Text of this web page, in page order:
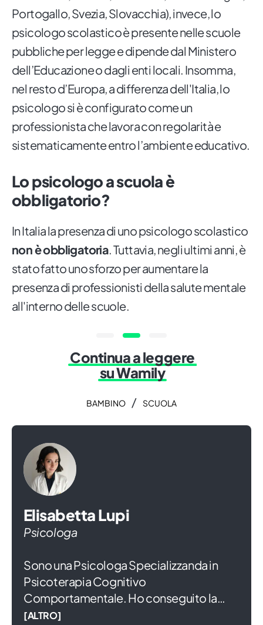
Portogallo, Svezia, Slovacchia), invece, lo
psicologo scolastico è presente nelle scuole
pubbliche per legge e dipende dal Ministero
dell’Educazione o dagli enti locali. Insomma,
nel resto d’Europa, a differenza dell'Italia, lo
psicologo si è configurato come un
professionista che lavora con regolarità e
sistematicamente entro l’ambiente educativo.
Lo psicologo a scuola è
obbligatorio?
In Italia la presenza di uno psicologo scolastico
non è obbligatoria. Tuttavia, negli ultimi anni, è
stato fatto uno sforzo per aumentare la
presenza di professionisti della salute mentale
all'interno delle scuole.
Continua a leggere
su Wamily
BAMBINO / SCUOLA
Elisabetta Lupi
Psicologa
Sono una Psicologa Specializzanda in
Psicoterapia Cognitivo
Comportamentale. Ho conseguito la
Laurea Magistrale presso Dipartimento di
[ALTRO]